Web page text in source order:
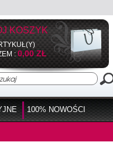
KOSZYK
:0,00 ZŁ
100% NOWOŚCI